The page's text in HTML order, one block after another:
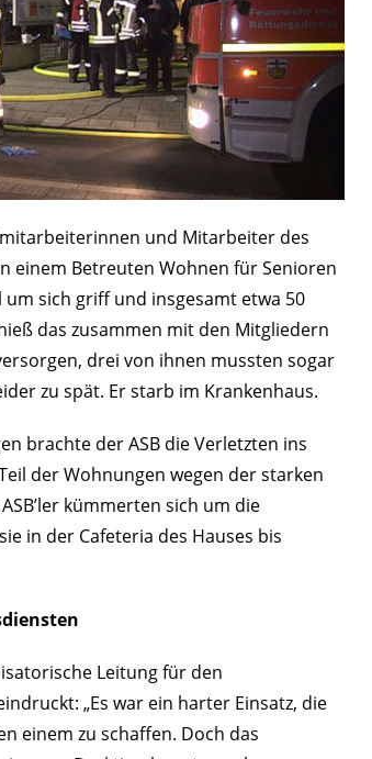
und Mitarbeiter des
einem Betreuten Wohnen für Senioren
sich griff und insgesamt etwa 50
das zusammen mit den Mitgliedern
drei von ihnen mussten sogar
zu spät. Er starb im Krankenhaus.
brachte der ASB die Verletzten ins
der Wohnungen wegen der starken
kümmerten sich um die
in der Cafeteria des Hauses bis
Leitung für den
„Es war ein harter Einsatz, die
einem zu schaffen. Doch das